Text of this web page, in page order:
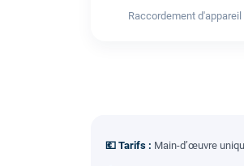
Raccordement
💶 Tarifs : Main-d’œuvre